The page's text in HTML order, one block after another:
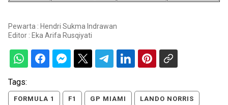
Pewarta : Hendri Sukma Indrawan
Editor : Eka Arifa Rusqiyati
Tags:
FORMULA 1 F1 GP MIAMI LANDO NORRIS